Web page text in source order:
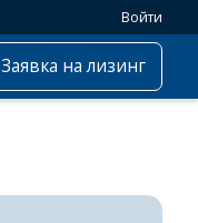
Войти
Заявка на лизинг